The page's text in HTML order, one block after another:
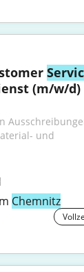
(m/w/d)
und
Chemnitz